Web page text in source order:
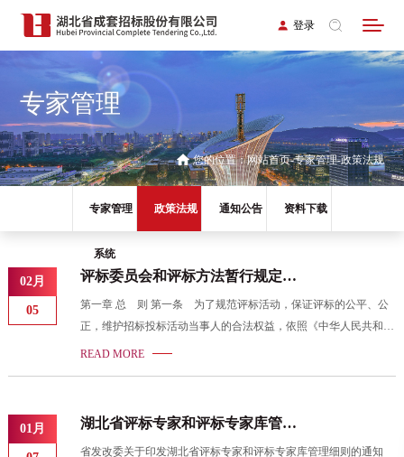
登录
专家管理
您的位置：网站首页 专家管理 政策法规
专家管理
系统
政策法规 通知公告 资料下载
02月
05
评标委员会和评标方法暂行规定
改）
第一章 总 则 第一条 为了规范评标活动，保证评标的公平、公
正，维护招标投标活动当事人的合法权益，依照《中华人民共和国
招标投标法》、《中华人民共和国招标投标法实施条例》，制定本
评标活动依法进行，任何单位和个人不得非法干预或者影响评标过
READ MORE
01月
湖北省评标专家和评标专家库管理
省发改委关于印发湖北省评标专家和评标专家库管理细则的通知